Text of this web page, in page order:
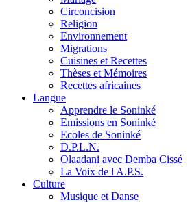
Circoncision
Religion
Environnement
Migrations
Cuisines et Recettes
Thèses et Mémoires
Recettes africaines
Langue
Apprendre le Soninké
Emissions en Soninké
Ecoles de Soninké
D.P.L.N.
Olaadani avec Demba Cissé
La Voix de l A.P.S.
Culture
Musique et Danse